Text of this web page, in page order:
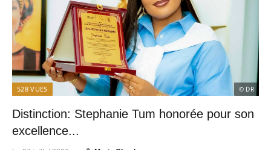
528 VUES © DR
Distinction: Stephanie Tum honorée pour son
excellence...